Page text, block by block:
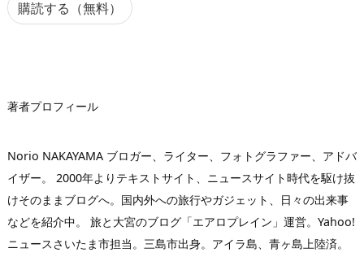
ア
ド
購読する（無料）
著者プロフィール
Norio NAKAYAMA ブロガー、ライター、フォトグラファー、アドバ
イザー。 2000年よりテキストサイト、ニュースサイト時代を駆け抜
けそのままブログへ。国内外への旅行やガジェット、日々の出来事
などを紹介中。 旅と大宮のブログ「エアロプレイン」運営。Yahoo!
ニュースさいたま市担当。三島市出身。アイラ島、青ヶ島上陸済。